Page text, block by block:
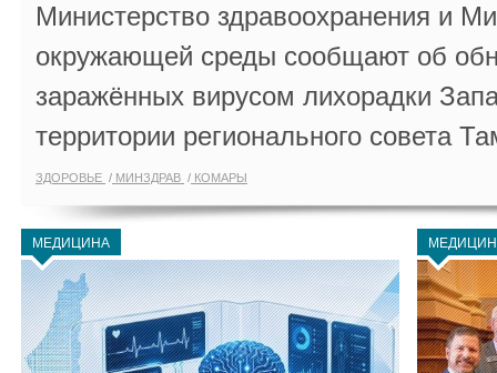
Министерство здравоохранения и
окружающей среды сообщают об
заражённых вирусом лихорадки
территории регионального совета
ЗДОРОВЬЕ МИНЗДРАВ КОМАРЫ
МЕДИЦИНА